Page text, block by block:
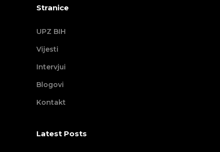
Stranice
UPZ BIH
Vijesti
Intervjui
Blogovi
Kontakt
Latest Posts